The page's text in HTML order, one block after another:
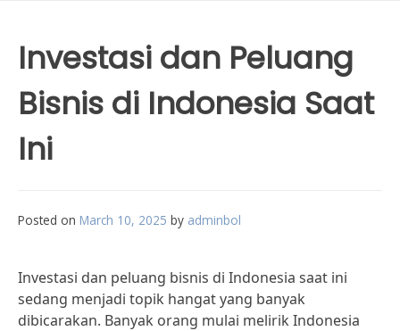
Investasi dan Peluang
Bisnis di Indonesia Saat
Ini
Posted on March 10, 2025 by adminbol
Investasi dan peluang bisnis di Indonesia saat ini
sedang menjadi topik hangat yang banyak
dibicarakan. Banyak orang mulai melirik Indonesia